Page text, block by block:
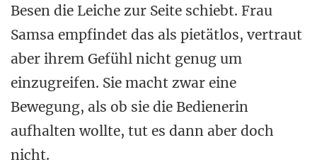
Besen die Leiche zur Seite schiebt. Frau
Samsa empfindet das als pietätlos, vertraut
aber ihrem Gefühl nicht genug um
einzugreifen. Sie macht zwar eine
Bewegung, als ob sie die Bedienerin
aufhalten wollte, tut es dann aber doch
nicht.